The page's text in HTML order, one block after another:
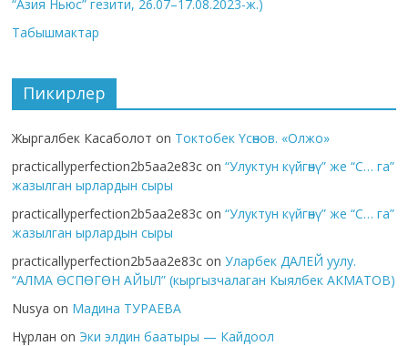
“Азия Ньюс” гезити, 26.07–17.08.2023-ж.)
Табышмактар
Пикирлер
Жыргалбек Касаболот on Токтобек Үсөнов. «Олжо»
practicallyperfection2b5aa2e83c on“Улуктун күйгөнү” же “С… га”
жазылган ырлардын сыры
practicallyperfection2b5aa2e83c on“Улуктун күйгөнү” же “С… га”
жазылган ырлардын сыры
practicallyperfection2b5aa2e83c onУларбек ДАЛЕЙ уулу.
“АЛМА ӨСПӨГӨН АЙЫЛ” (кыргызчалаган Кыялбек АКМАТОВ)
Nusya on Мадина ТУРАЕВА
Нұрлан on Эки элдин баатыры — Кайдоол